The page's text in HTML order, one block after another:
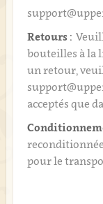
Retours :
bouteilles à la
un retour,
acceptés que
pour le